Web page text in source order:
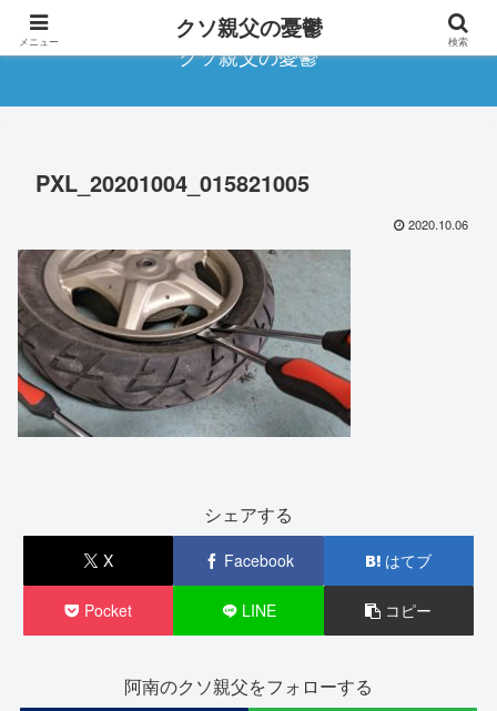
クソ親父の憂鬱
PXL_20201004_015821005
2020.10.06
シェアする
X Facebook はてブ
Pocket LINE コピー
阿南のクソ親父をフォローする
メニュー クソ親父の憂鬱 検索